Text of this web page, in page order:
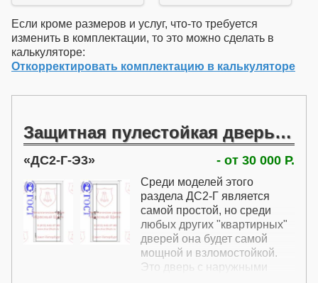
Если кроме размеров и услуг, что-то требуется
изменить в комплектации, то это можно сделать в
калькуляторе:
Откорректировать комплектацию в калькуляторе
Защитная пулестойкая дверь общего назначения
ДС2-Г-Э3 - от 30 000 Р.
Среди моделей этого
раздела ДС2-Г является
самой простой, но среди
любых других "квартирных"
дверей она будет самой
мощной и взломостойкой.
Это дверь с наружными